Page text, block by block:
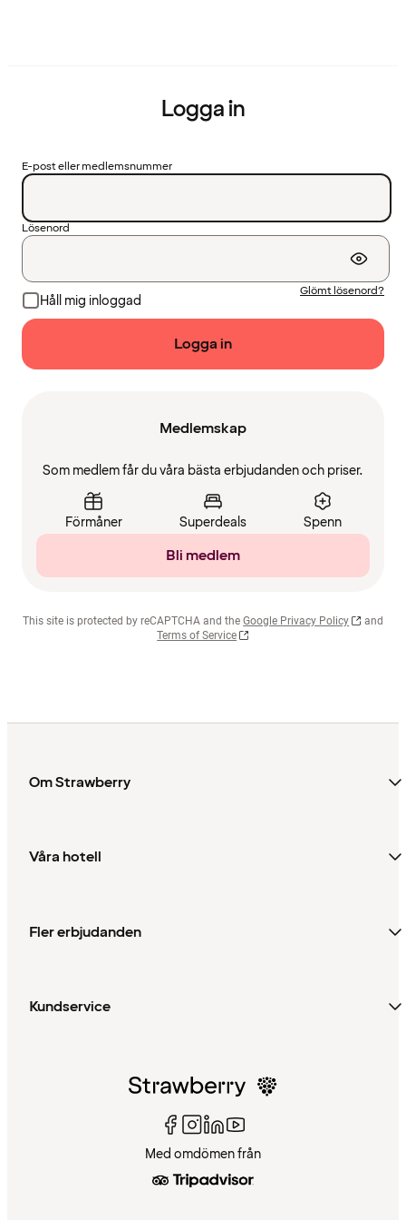
Logga in
E-post eller medlemsnummer
Lösenord
Håll mig inloggad
Glömt lösenord?
Logga in
Medlemskap
Som medlem får du våra bästa erbjudanden och priser.
Förmåner Superdeals Spenn
Bli medlem
This site is protected by reCAPTCHA and the Google Privacy Policy
and
Terms of Service
Om Strawberry
Våra hotell
Fler erbjudanden
Kundservice
Med omdömen från